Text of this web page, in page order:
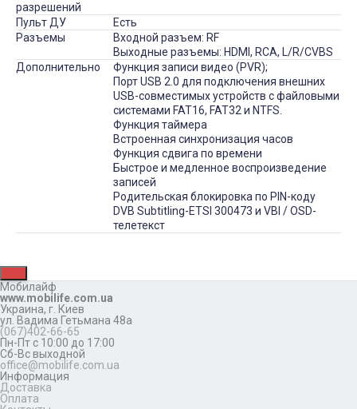
разрешений
Пульт ДУ
Есть
Разъемы
Входной разъем: RF
Выходные разъемы: HDMI, RCA, L/R/CVBS
Дополнительно
Функция записи видео (PVR);
Порт USB 2.0 для подключения внешних
USB-совместимых устройств с файловыми
системами FAT16, FAT32 и NTFS.
Функция таймера
Встроенная синхронизация часов
Функция сдвига по времени
Быстрое и медленное воспроизведение
записей
Родительская блокировка по PIN-коду
DVB Subtitling-ETSI 300473 и VBI / OSD-
телетекст
Мобилайф
www.mobilife.com.ua
Украина, г. Киев
ул. Вадима Гетьмана 48а
(067)402-66-65
Пн-Пт с 10:00 до 17:00
Сб-Вс выходной
office@mobilife.com.ua
Информация
Доставка
Оплата